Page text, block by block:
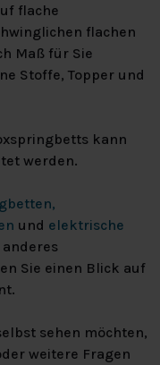
flache
flachen
Maß für Sie
Stoffe, Topper und
kann
werden.
und elektrische
anderes
Sie einen Blick auf
sehen möchten,
weitere Fragen